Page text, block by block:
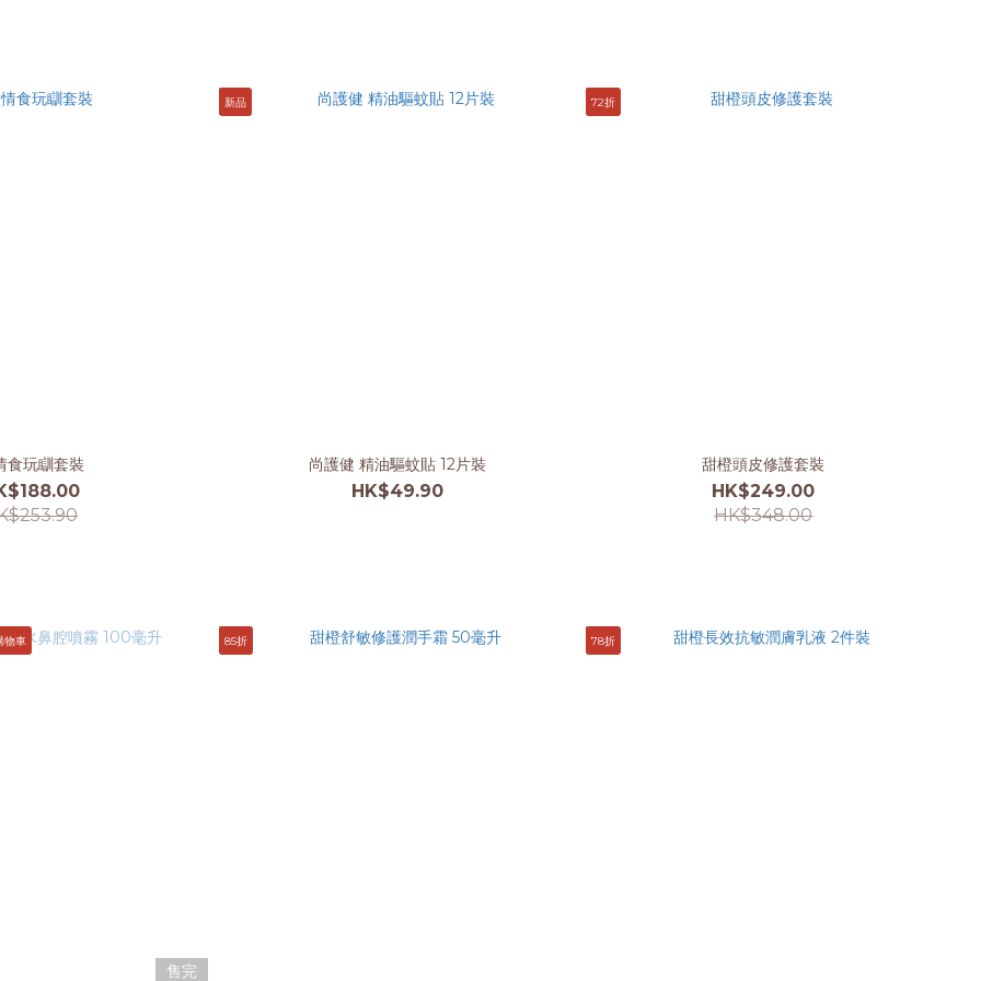
食玩瞓套裝
新品
尚護健 精油驅蚊貼 12片裝
HK$49.90
72折
甜橙頭皮修護套裝
HK$249.00
HK$348.00
物車
售完
85折 78折